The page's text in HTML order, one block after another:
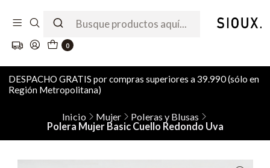
0
DESPACHO GRATIS por compras superiores a 39.990 (sólo en
Región Metropolitana)
Inicio Mujer
Poleras y Blusas
Polera Mujer Basic Cuello Redondo Uva